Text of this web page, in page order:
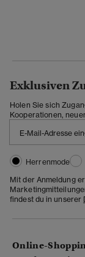
Exklusiven
Holen Sie sich
Kooperationen,
Herrenmode
Mit der Anmeldung
findest du in unserer
Online-